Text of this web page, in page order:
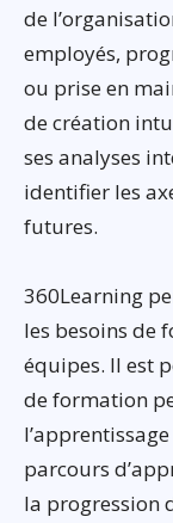
de
employés,
ou prise en
de création
ses analyses
identifier les
futures.
360Learning
les besoins de
équipes. Il est
de formation
parcours
la progression